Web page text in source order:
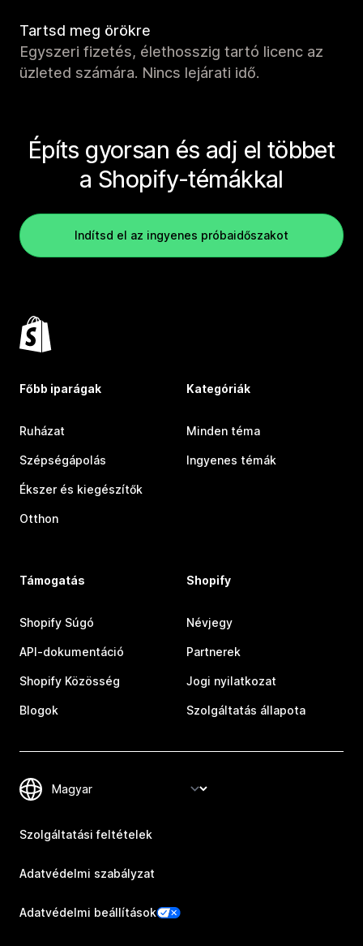
Tartsd meg örökre
Egyszeri fizetés, élethosszig tartó licenc az
üzleted számára. Nincs lejárati idő.
Építs gyorsan és adj el többet
a Shopify-témákkal
Indítsd el az ingyenes próbaidőszakot
Főbb iparágak
Ruházat
Szépségápolás
Ékszer és kiegészítők
Otthon
Kategóriák
Minden téma
Ingyenes témák
Támogatás
Shopify Súgó
API-dokumentáció
Shopify Közösség
Blogok
Shopify
Névjegy
Partnerek
Jogi nyilatkozat
Szolgáltatás állapota
Szolgáltatási feltételek
Adatvédelmi szabályzat
Adatvédelmi beállítások